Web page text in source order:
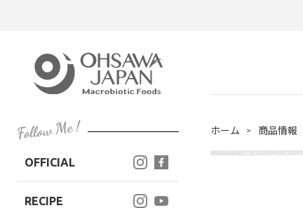
OFFICIAL
RECIPE
ホーム 商品情報